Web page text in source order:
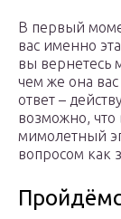
В первый
вас именно
вы вернетесь
чем же она
ответ –
возможно, что
мимолетный
вопросом как